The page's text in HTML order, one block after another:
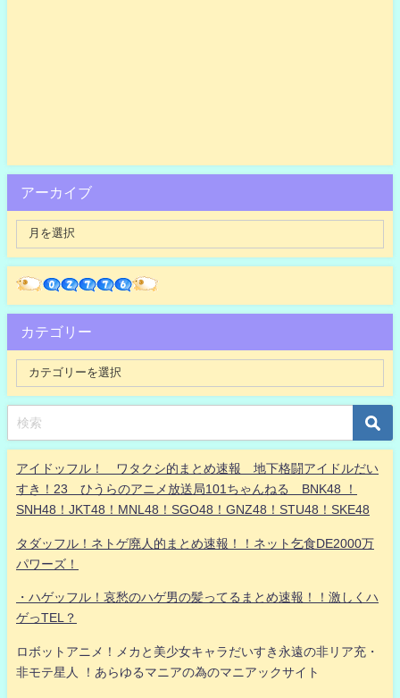
アーカイブ
カテゴリー
アイドッフル！ ワタクシ的まとめ速報 地下格闘アイドルだい
すき！23 ひうらのアニメ放送局101ちゃんねる BNK48 ！
SNH48！JKT48！MNL48！SGO48！GNZ48！STU48！SKE48
タダッフル！ネトゲ廃人的まとめ速報！！ネット乞食DE2000万
パワーズ！
・ハゲッフル！哀愁のハゲ男の髪ってるまとめ速報！！激しくハ
ゲっTEL？
ロボットアニメ！メカと美少女キャラだいすき永遠の非リア充・
非モテ星人 ！あらゆるマニアの為のマニアックサイト